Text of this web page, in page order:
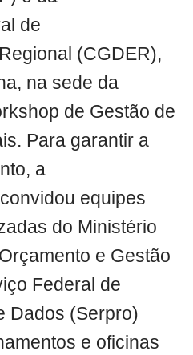
de
(CGDER),
na sede da
de Gestão de
Para garantir a
a
equipes
do Ministério
e Gestão
Federal de
Dados (Serpro)
e oficinas